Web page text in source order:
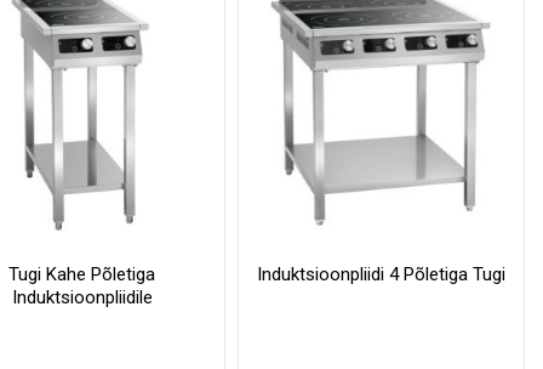
Tugi Kahe Põletiga
Induktsioonpliidile
Induktsioonpliidi 4 Põletiga Tugi